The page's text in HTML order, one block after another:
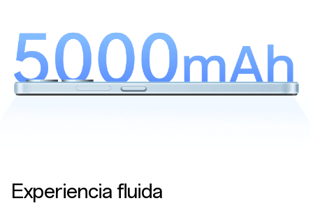
Experiencia fluida